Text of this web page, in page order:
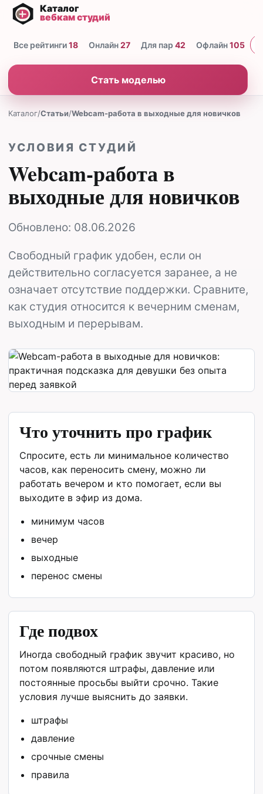
Все рейтинги18 Онлайн27 Для пар 42 Офлайн105
Стать моделью
Каталог/Статьи/Webcam-работа в выходные для новичков
УСЛОВИЯ СТУДИЙ
Webcam-работа в
выходные для новичков
Обновлено: 08.06.2026
Свободный график удобен, если он
действительно согласуется заранее, а не
означает отсутствие поддержки. Сравните,
как студия относится к вечерним сменам,
выходным и перерывам.
Что уточнить про график
Спросите, есть ли минимальное количество
часов, как переносить смену, можно ли
работать вечером и кто помогает, если вы
выходите в эфир из дома.
минимум часов
вечер
выходные
перенос смены
Где подвох
Иногда свободный график звучит красиво, но
потом появляются штрафы, давление или
постоянные просьбы выйти срочно. Такие
условия лучше выяснить до заявки.
штрафы
давление
срочные смены
правила